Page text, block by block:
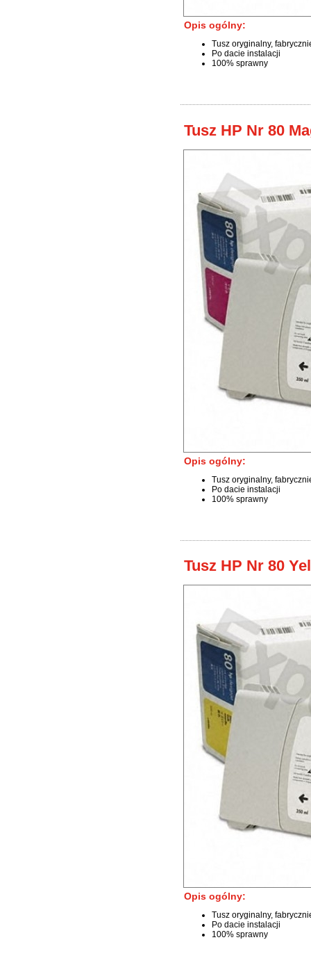
Opis ogólny:
Tusz oryginalny,
Po dacie instalacji
100% sprawny
Tusz HP Nr 80
Opis ogólny:
Tusz oryginalny,
Po dacie instalacji
100% sprawny
Tusz HP Nr 80
Opis ogólny:
Tusz oryginalny,
Po dacie instalacji
100% sprawny